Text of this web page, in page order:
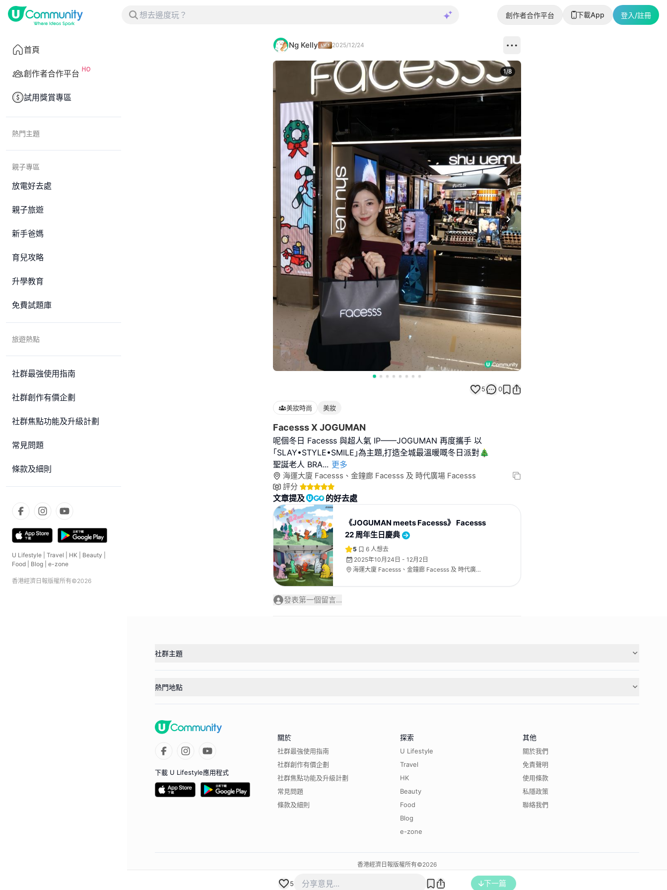
創作者合作平台 下載App 登入/註冊
首頁
創作者合作平台
試用獎賞專區
熱門主題
親子專區
放電好去處
親子旅遊
新手爸媽
育兒攻略
升學教育
免費試題庫
旅遊熱點
社群最強使用指南
社群創作有價企劃
社群焦點功能及升級計劃
常見問題
條款及細則
U Lifestyle Travel HK Beauty
Food
Blog e-zone
香港經濟日報版權所有©2026
Ng Kelly 2025/12/24
Next slide
1/8
5 0
美妝時尚 美妝
Facesss X JOGUMAN
呢個冬日 Facesss 與超人氣 IP——JOGUMAN 再度攜手 以
｢SLAY•STYLE•SMILE｣為主題,打造全城最溫暖嘅冬日派對🎄
聖誕老人 BRA... 更多
海運大廈 Facesss、金鐘廊 Facesss 及 時代廣場 Facesss
評分
文章提及 的好去處
《JOGUMAN meets Facesss》 Facesss
22 周年生日慶典
5 6 人想去
2025年10月24日 - 12月2日
海運大廈 Facesss、金鐘廊 Facesss 及 時代廣場
發表第一個留言...
5 下一篇
社群主題
熱門地點
下載 U Lifestyle應用程式
關於
社群最強使用指南
社群創作有價企劃
社群焦點功能及升級計劃
常見問題
條款及細則
探索
U Lifestyle
Travel
HK
Beauty
Food
Blog
e-zone
其他
關於我們
免責聲明
使用條款
私隱政策
聯絡我們
香港經濟日報版權所有©2026